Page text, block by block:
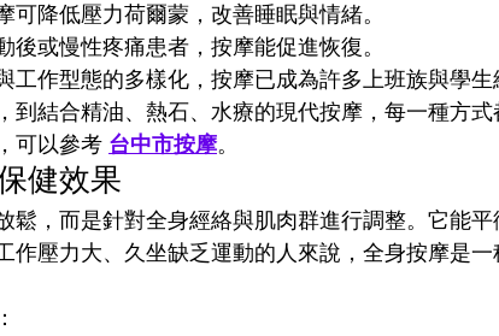
可降低壓力荷爾蒙，改善睡眠與情緒。
後或慢性疼痛患者，按摩能促進恢復。
工作型態的多樣化，按摩已成為許多上班族與學
到結合精油、熱石、水療的現代按摩，每一種方
可以參考 台中市按摩。
健效果
鬆，而是針對全身經絡與肌肉群進行調整。它能
作壓力大、久坐缺乏運動的人來說，全身按摩是